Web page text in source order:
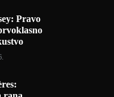
Pravo